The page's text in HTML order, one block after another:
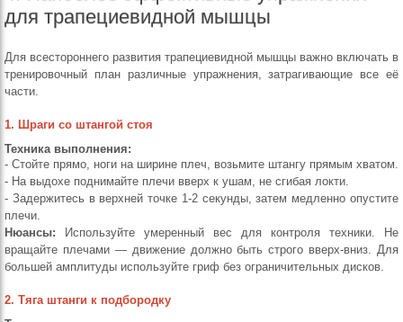
для трапециевидной мышцы
Для всестороннего развития трапециевидной мышцы важно включать в
тренировочный план различные упражнения, затрагивающие все её
части.
1. Шраги со штангой стоя
Техника выполнения:
- Стойте прямо, ноги на ширине плеч, возьмите штангу прямым хватом.
- На выдохе поднимайте плечи вверх к ушам, не сгибая локти.
- Задержитесь в верхней точке 1-2 секунды, затем медленно опустите
плечи.
Нюансы: Используйте умеренный вес для контроля техники. Не
вращайте плечами — движение должно быть строго вверх-вниз. Для
большей амплитуды используйте гриф без ограничительных дисков.
2. Тяга штанги к подбородку